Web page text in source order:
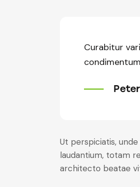
Curabitur
Ut perspiciatis,
laudantium, totam
architecto beatae